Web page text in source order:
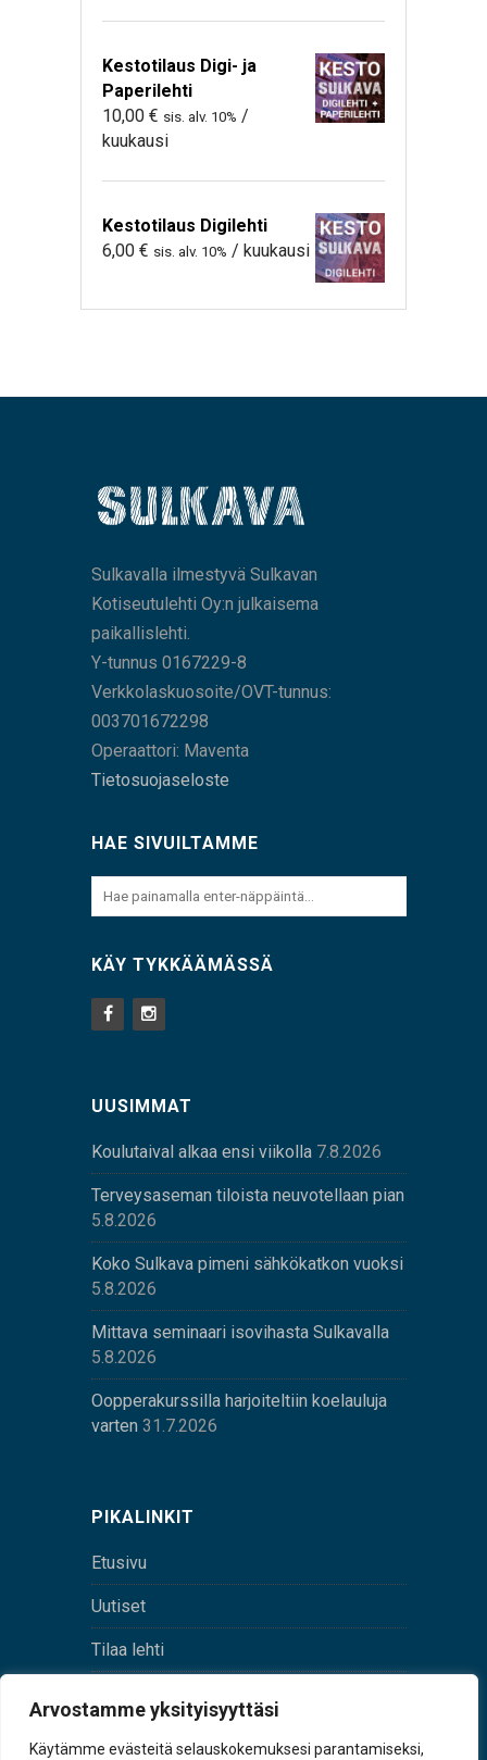
Arvostamme yksityisyyttäsi
Käytämme evästeitä selauskokemuksesi parantamiseksi,
Kestotilaus Digi- ja
Paperilehti
10,00 € sis. alv. 10% /
kuukausi
Kestotilaus Digilehti
6,00 € sis. alv. 10% / kuukausi
Sulkavalla ilmestyvä Sulkavan
Kotiseutulehti Oy:n julkaisema
paikallislehti.
Y-tunnus 0167229-8
Verkkolaskuosoite/OVT-tunnus:
003701672298
Operaattori: Maventa
Tietosuojaseloste
HAE SIVUILTAMME
KÄY TYKKÄÄMÄSSÄ
UUSIMMAT
Koulutaival alkaa ensi viikolla 7.8.2026
Terveysaseman tiloista neuvotellaan pian
5.8.2026
Koko Sulkava pimeni sähkökatkon vuoksi
5.8.2026
Mittava seminaari isovihasta Sulkavalla
5.8.2026
Oopperakurssilla harjoiteltiin koelauluja
varten 31.7.2026
PIKALINKIT
Etusivu
Uutiset
Tilaa lehti